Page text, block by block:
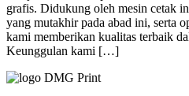
grafis. Didukung oleh mesin cetak
yang mutakhir pada abad ini, serta
kami memberikan kualitas terbaik
Keunggulan kami […]